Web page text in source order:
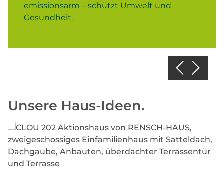
emissionsarm – schützt Umwelt und
Gesundheit.
Unsere Haus-Ideen.